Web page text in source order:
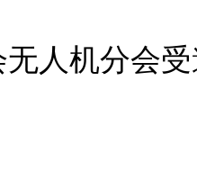
人机分会